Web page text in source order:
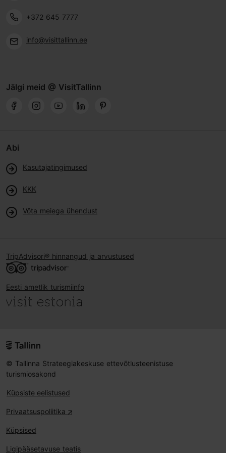
+372 645 7777
info@visittallinn.ee
Jälgi meid @ VisitTallinn
Abi
Kasutajatingimused
KKK
Võta meiega ühendust
TripAdvisori® hinnangud ja arvustused
Eesti ametlik turismiinfo
© Tallinna Strateegiakeskuse ettevõtlusteenistuse
turismiosakond
Küpsiste eelistused
Privaatsuspoliitika
Küpsised
Ligipääsetavuse teatis